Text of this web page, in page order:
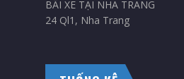
BÃI XE TẠI NHA TRANG
24 Ql1, Nha Trang